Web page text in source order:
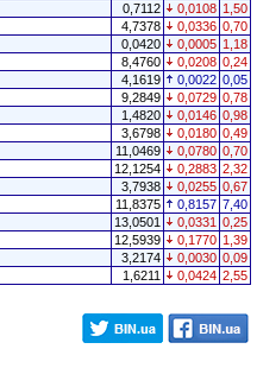
0,7112 0,0108 1,50
4,7378 0,0336 0,70
0,0420 0,0005 1,18
8,4760 0,0208 0,24
4,1619 0,0022 0,05
9,2849 0,0729 0,78
1,4820 0,0146 0,98
3,6798 0,0180 0,49
11,0469 0,0780 0,70
12,1254 0,2883 2,32
3,7938 0,0255 0,67
11,8375 0,8157 7,40
13,0501 0,0331 0,25
12,5939 0,1770 1,39
3,2174 0,0030 0,09
1,6211 0,0424 2,55